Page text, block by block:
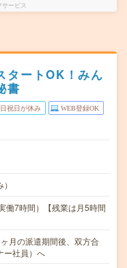
ービス
タートOK！みん
書
祝日が休み WEB登録OK
働7時間）【残業は月5時間
月の派遣期間後、双方合
ー社員）へ